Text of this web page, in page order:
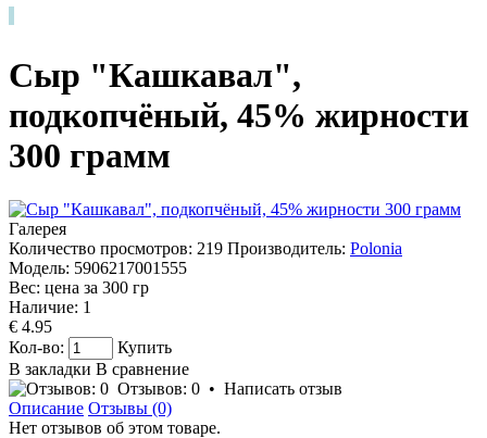
Сыр "Кашкавал",
подкопчёный, 45% жирности
300 грамм
Галерея
Количество просмотров: 219 Производитель: Polonia
Модель: 5906217001555
Вес: цена за 300 гр
Наличие: 1
€ 4.95
Кол-во:
Купить
В закладки В сравнение
Отзывов: 0 • Написать отзыв
Описание Отзывы (0)
Нет отзывов об этом товаре.